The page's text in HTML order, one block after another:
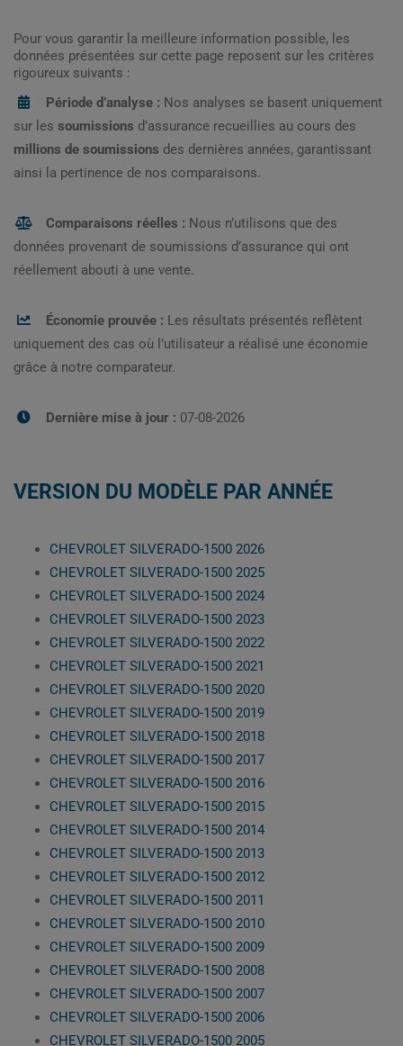
Pour vous garantir la meilleure information possible, les
données présentées sur cette page reposent sur les critères
rigoureux suivants :
Période d’analyse : Nos analyses se basent uniquement
sur les soumissions d’assurance recueillies au cours des
millions de soumissions des dernières années, garantissant
ainsi la pertinence de nos comparaisons.
Comparaisons réelles : Nous n’utilisons que des
données provenant de soumissions d’assurance qui ont
réellement abouti à une vente.
Économie prouvée : Les résultats présentés reflètent
uniquement des cas où l’utilisateur a réalisé une économie
grâce à notre comparateur.
Dernière mise à jour : 07-08-2026
VERSION DU MODÈLE PAR ANNÉE
CHEVROLET SILVERADO-1500 2026
CHEVROLET SILVERADO-1500 2025
CHEVROLET SILVERADO-1500 2024
CHEVROLET SILVERADO-1500 2023
CHEVROLET SILVERADO-1500 2022
CHEVROLET SILVERADO-1500 2021
CHEVROLET SILVERADO-1500 2020
CHEVROLET SILVERADO-1500 2019
CHEVROLET SILVERADO-1500 2018
CHEVROLET SILVERADO-1500 2017
CHEVROLET SILVERADO-1500 2016
CHEVROLET SILVERADO-1500 2015
CHEVROLET SILVERADO-1500 2014
CHEVROLET SILVERADO-1500 2013
CHEVROLET SILVERADO-1500 2012
CHEVROLET SILVERADO-1500 2011
CHEVROLET SILVERADO-1500 2010
CHEVROLET SILVERADO-1500 2009
CHEVROLET SILVERADO-1500 2008
CHEVROLET SILVERADO-1500 2007
CHEVROLET SILVERADO-1500 2006
CHEVROLET SILVERADO-1500 2005